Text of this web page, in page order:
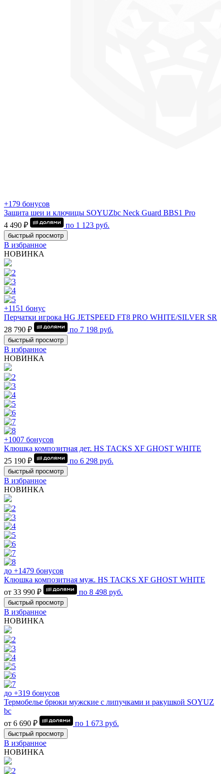
+179 бонусов
Защита шеи и ключицы SOYUZbc Neck Guard BBS1 Pro
4 490 ₽
по 1 123 руб.
быстрый просмотр
В избранное
НОВИНКА
+1151 бонус
Перчатки игрока HG JETSPEED FT8 PRO WHITE/SILVER SR
28 790 ₽
по 7 198 руб.
быстрый просмотр
В избранное
НОВИНКА
+1007 бонусов
Клюшка композитная дет. HS TACKS XF GHOST WHITE
25 190 ₽
по 6 298 руб.
быстрый просмотр
В избранное
НОВИНКА
до +1479 бонусов
Клюшка композитная муж. HS TACKS XF GHOST WHITE
от 33 990 ₽
по 8 498 руб.
быстрый просмотр
В избранное
НОВИНКА
до +319 бонусов
Термобелье брюки мужские с липучками и ракушкой SOYUZ
bc
от 6 690 ₽
по 1 673 руб.
быстрый просмотр
В избранное
НОВИНКА